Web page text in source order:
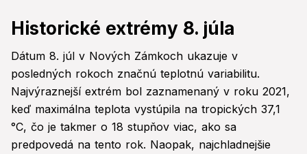
Historické extrémy 8. júla
Dátum 8. júl v Nových Zámkoch ukazuje v
posledných rokoch značnú teplotnú variabilitu.
Najvýraznejší extrém bol zaznamenaný v roku 2021,
keď maximálna teplota vystúpila na tropických 37,1
°C, čo je takmer o 18 stupňov viac, ako sa
predpovedá na tento rok. Naopak, najchladnejšie